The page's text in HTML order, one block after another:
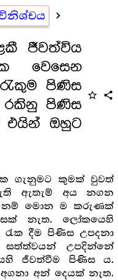
navigate_next
ජීවත්විය
වෙසෙන
පිණිස
රකිනු පිණිස
එයින් ඔහුට
star_outline share
ගැනුමට කුමක් වුවත්
ඇතැම් අය නගන
නම් මොන ම කරුණක්
නැත. ලෝකයෙහි
දීම පිණිස උපදනා
උපදින්නේ
ජීවත්වීම පිණිස ය.
අන් දෙයක් නැත.